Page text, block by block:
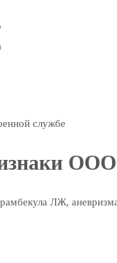
службе
ООО.
ЛЖ,